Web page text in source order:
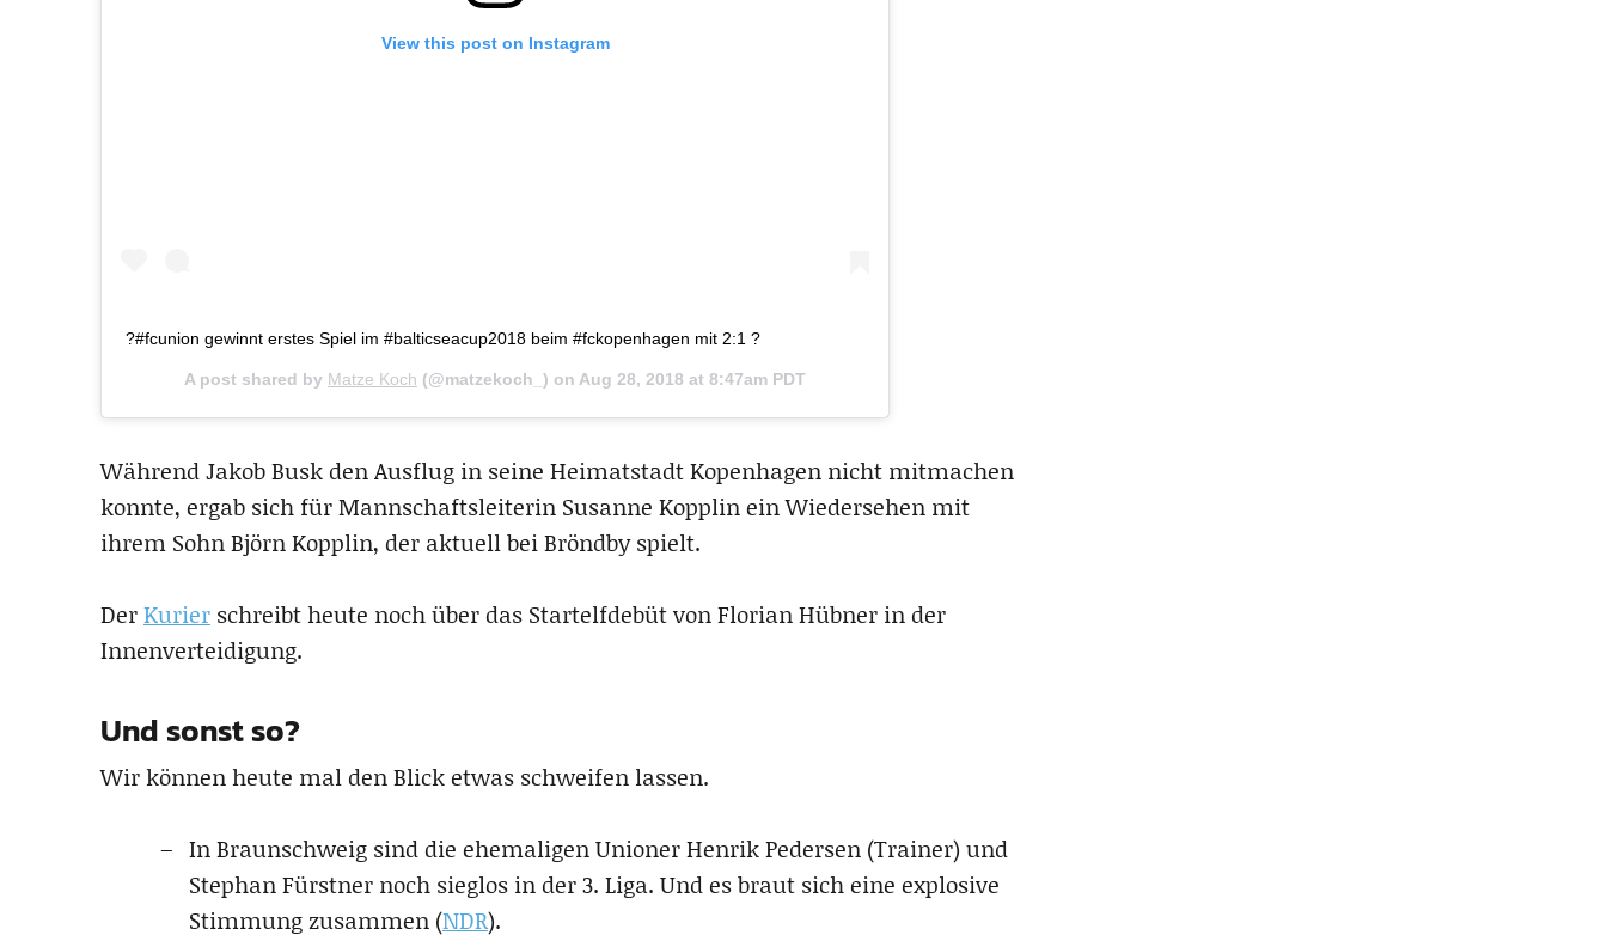
View this post on Instagram
?#fcunion gewinnt erstes Spiel im #balticseacup2018 beim #fckopenhagen mit 2:1 ?
A post shared by Matze Koch (@matzekoch_) on Aug 28, 2018 at 8:47am PDT
Während Jakob Busk den Ausflug in seine Heimatstadt Kopenhagen nicht mitmachen
konnte, ergab sich für Mannschaftsleiterin Susanne Kopplin ein Wiedersehen mit
ihrem Sohn Björn Kopplin, der aktuell bei Bröndby spielt.
DerKurier schreibt heute noch über das Startelfdebüt von Florian Hübner in der
Innenverteidigung.
Und sonst so?
Wir können heute mal den Blick etwas schweifen lassen.
In Braunschweig sind die ehemaligen Unioner Henrik Pedersen (Trainer) und
Stephan Fürstner noch sieglos in der 3. Liga. Und es braut sich eine explosive
Stimmung zusammen (NDR).